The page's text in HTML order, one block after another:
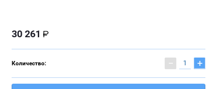
30 261
Количество: − +